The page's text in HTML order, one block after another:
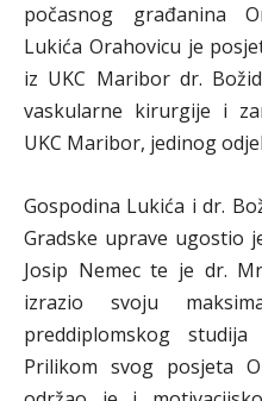
počasnog građanina
Lukića Orahovicu je
iz UKC Maribor dr.
vaskularne kirurgije i
UKC Maribor, jedinog
Gospodina Lukića i dr.
Gradske uprave ugostio
Josip Nemec te je dr.
izrazio svoju
preddiplomskog
Prilikom svog posjeta